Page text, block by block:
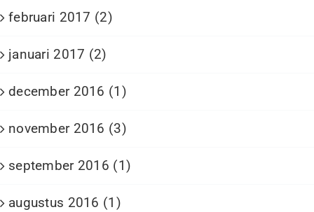
februari 2017 (2)
januari 2017 (2)
december 2016 (1)
november 2016 (3)
september 2016 (1)
augustus 2016 (1)